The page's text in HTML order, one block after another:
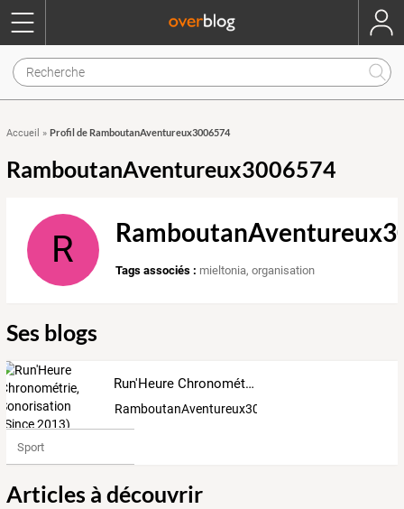
Accueil » Profil de RamboutanAventureux3006574
RamboutanAventureux3006574
R Tags associés : mieltonia,organisation
Ses blogs
Run'Heure Chronométrie, Sonorisation (Since 2013)
RamboutanAventureux3006574
Sport
Articles à découvrir